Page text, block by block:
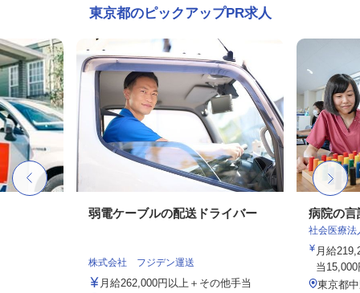
東京都のピックアップPR求人
弱電ケーブルの配送ドライバー
株式会社 フジデン運送
月給262,000円以上＋その他手当
病院の言
社会医療
月給
当
東京都